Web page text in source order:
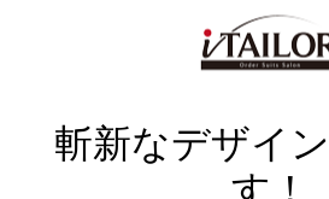
斬新なデザイ
す！